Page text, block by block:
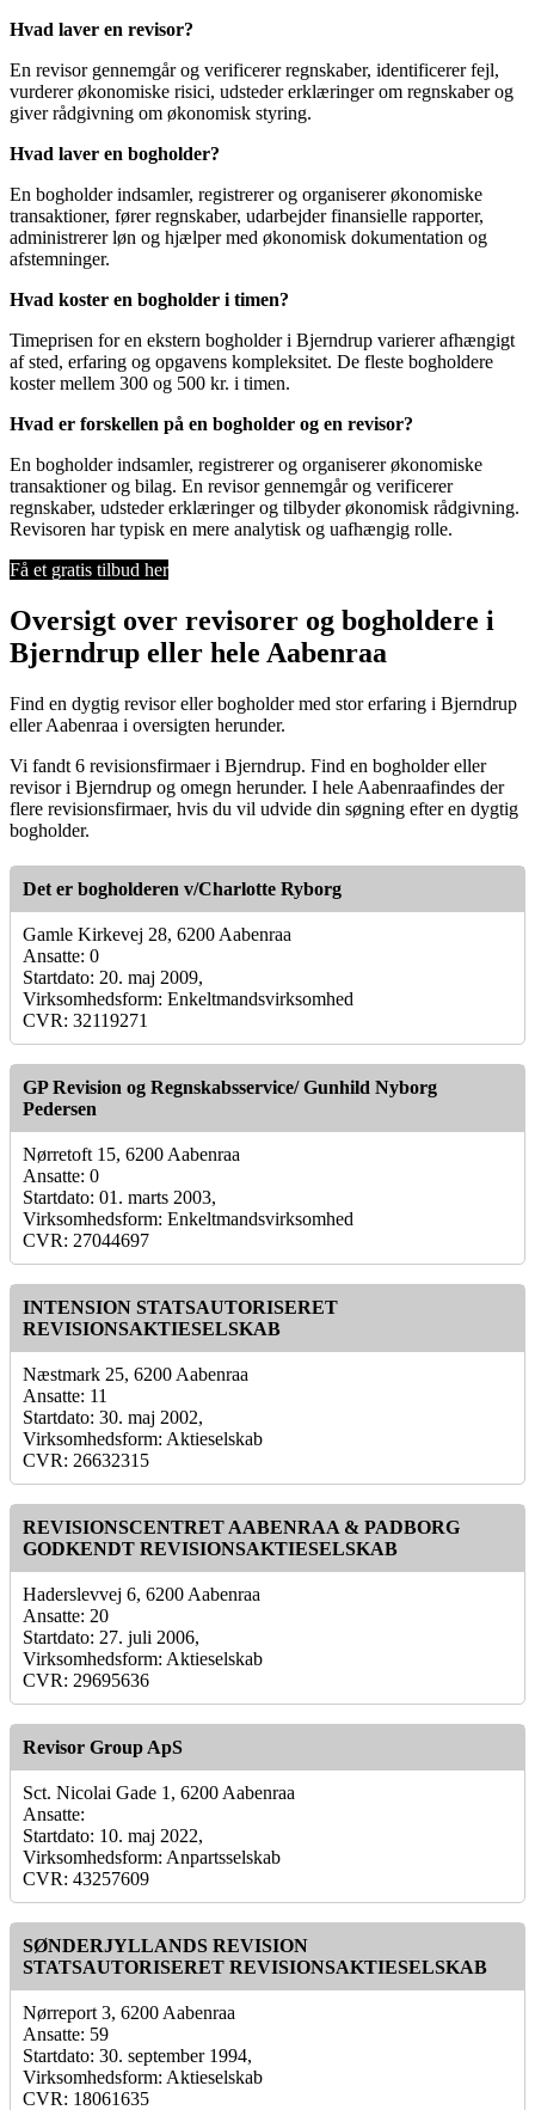
Hvad laver en revisor?
En revisor gennemgår og verificerer regnskaber, identificerer fejl,
vurderer økonomiske risici, udsteder erklæringer om regnskaber og
giver rådgivning om økonomisk styring.
Hvad laver en bogholder?
En bogholder indsamler, registrerer og organiserer økonomiske
transaktioner, fører regnskaber, udarbejder finansielle rapporter,
administrerer løn og hjælper med økonomisk dokumentation og
afstemninger.
Hvad koster en bogholder i timen?
Timeprisen for en ekstern bogholder i Bjerndrup varierer afhængigt
af sted, erfaring og opgavens kompleksitet. De fleste bogholdere
koster mellem 300 og 500 kr. i timen.
Hvad er forskellen på en bogholder og en revisor?
En bogholder indsamler, registrerer og organiserer økonomiske
transaktioner og bilag. En revisor gennemgår og verificerer
regnskaber, udsteder erklæringer og tilbyder økonomisk rådgivning.
Revisoren har typisk en mere analytisk og uafhængig rolle.
Få et gratis tilbud her
Oversigt over revisorer og bogholdere i
Bjerndrup eller hele Aabenraa
Find en dygtig revisor eller bogholder med stor erfaring i Bjerndrup
eller Aabenraa i oversigten herunder.
Vi fandt 6 revisionsfirmaer i Bjerndrup. Find en bogholder eller
revisor i Bjerndrup og omegn herunder. I hele Aabenraafindes der
flere revisionsfirmaer, hvis du vil udvide din søgning efter en dygtig
bogholder.
Det er bogholderen v/Charlotte Ryborg
Gamle Kirkevej 28, 6200 Aabenraa
Ansatte: 0
Startdato: 20. maj 2009,
Virksomhedsform: Enkeltmandsvirksomhed
CVR: 32119271
GP Revision og Regnskabsservice/ Gunhild Nyborg
Pedersen
Nørretoft 15, 6200 Aabenraa
Ansatte: 0
Startdato: 01. marts 2003,
Virksomhedsform: Enkeltmandsvirksomhed
CVR: 27044697
INTENSION STATSAUTORISERET
REVISIONSAKTIESELSKAB
Næstmark 25, 6200 Aabenraa
Ansatte: 11
Startdato: 30. maj 2002,
Virksomhedsform: Aktieselskab
CVR: 26632315
REVISIONSCENTRET AABENRAA & PADBORG
GODKENDT REVISIONSAKTIESELSKAB
Haderslevvej 6, 6200 Aabenraa
Ansatte: 20
Startdato: 27. juli 2006,
Virksomhedsform: Aktieselskab
CVR: 29695636
Revisor Group ApS
Sct. Nicolai Gade 1, 6200 Aabenraa
Ansatte:
Startdato: 10. maj 2022,
Virksomhedsform: Anpartsselskab
CVR: 43257609
SØNDERJYLLANDS REVISION
STATSAUTORISERET REVISIONSAKTIESELSKAB
Nørreport 3, 6200 Aabenraa
Ansatte: 59
Startdato: 30. september 1994,
Virksomhedsform: Aktieselskab
CVR: 18061635